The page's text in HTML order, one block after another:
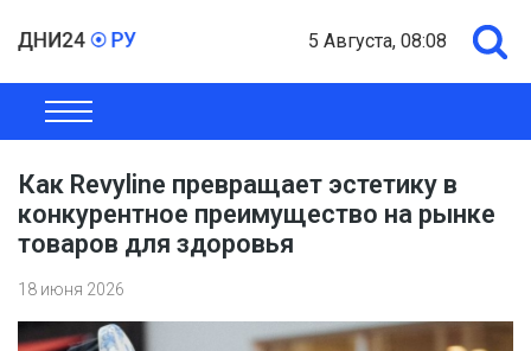
5 Августа, 08:08
ОБЩЕСТВО
Как Revyline превращает эстетику в
конкурентное преимущество на рынке
товаров для здоровья
18 июня 2026